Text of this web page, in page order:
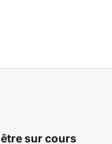
sur cours